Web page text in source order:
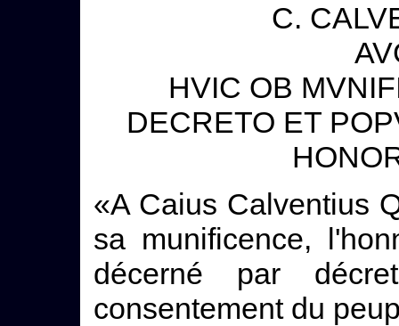
C.
HVIC OB
DECRETO ET
«A Caius Calventius
sa munificence,
décerné par
consentement du